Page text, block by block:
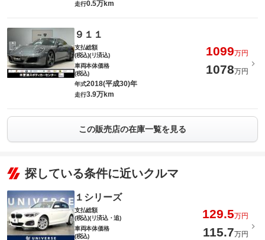
走行0.5万km
９１１
支払総額
(税込)(リ済込)
1099万円
車両本体価格
(税込)
1078万円
年式2018(平成30)年
走行3.9万km
この販売店の在庫一覧を見る
探している条件に近いクルマ
１シリーズ
支払総額
(税込)(リ済込・追)
129.5万円
車両本体価格
(税込)
115.7万円